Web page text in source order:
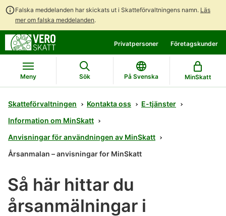
Falska meddelanden har skickats ut i Skatteförvaltningens namn. Läs
mer om falska meddelanden.
direkt
till
innehållet
till
hela
webbplatsens
sökning
Privatpersoner Företagskunder
Meny Sök På Svenska MinSkatt
Skatteförvaltningen Kontakta oss
E-tjänster
Information om MinSkatt
Anvisningar för användningen av MinSkatt
Årsanmalan – anvisningar for MinSkatt
Så här hittar du
årsanmälningar i